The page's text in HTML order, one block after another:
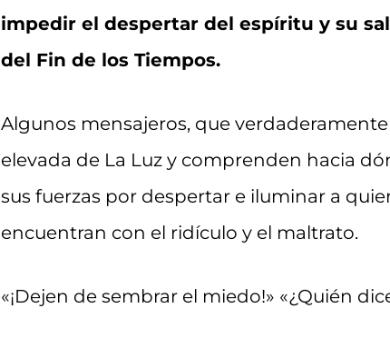
impedir el despertar del espíritu y su
del Fin de los Tiempos.
Algunos mensajeros, que
elevada de La Luz y comprenden hacia
sus fuerzas por despertar e iluminar a
encuentran con el ridículo y el maltrato.
«¡Dejen de sembrar el miedo!» «¿Quién